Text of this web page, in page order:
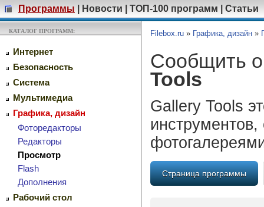
Программы Новости ТОП-100 программ Статьи
КАТАЛОГ ПРОГРАММ:
Интернет
Безопасность
Система
Мультимедиа
Графика, дизайн
Фоторедакторы
Редакторы
Просмотр
Flash
Дополнения
Рабочий стол
Filebox.ru » Графика, дизайн »
Сообщить
Tools
Gallery Tools
Страница программы